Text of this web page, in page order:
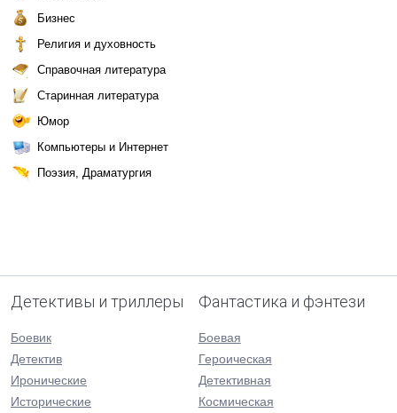
Бизнес
Религия и духовность
Справочная литература
Старинная литература
Юмор
Компьютеры и Интернет
Поэзия, Драматургия
Детективы и триллеры
Боевик
Детектив
Иронические
Исторические
Фантастика и фэнтези
Боевая
Героическая
Детективная
Космическая